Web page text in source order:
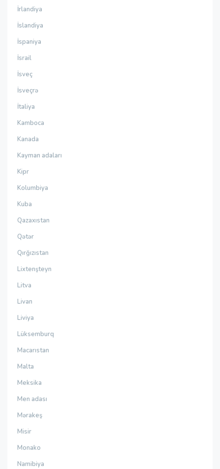
İrlandiya
İslandiya
İspaniya
İsrail
İsveç
İsveçrə
İtaliya
Kamboca
Kanada
Kayman adaları
Kipr
Kolumbiya
Kuba
Qazaxıstan
Qətər
Qırğızıstan
Lixtenşteyn
Litva
Livan
Liviya
Lüksemburq
Macarıstan
Malta
Meksika
Men adası
Mərakeş
Misir
Monako
Namibiya